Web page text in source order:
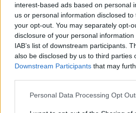
interest-based ads based on personal
us or personal information disclosed
your opt-out. You may separately opt-
disclosure of your personal
IAB’s list of downstream participants.
also be disclosed by us to third parties
Downstream Participants that may
Personal Data Processing Opt
S.Spielbergas vėl, kaip
filmuose, persikūnija į
Lukojės (herojaus pavardė
verčiama beveik kaip
mobilios auklės.
Filmo atvirukinis kalėdinis